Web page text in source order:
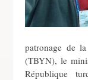
patronage de
(TBYN), le
République